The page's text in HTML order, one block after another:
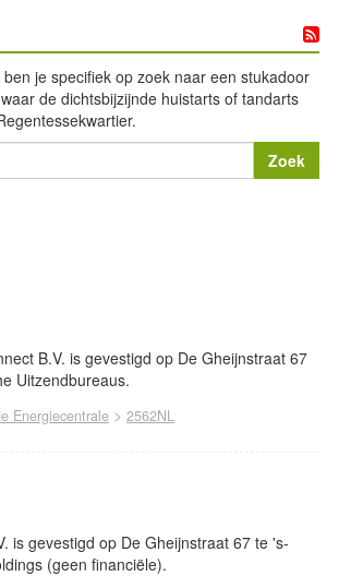
je specifiek op zoek naar een stukadoor
de dichtsbijzijnde huistarts of tandarts
B.V. is gevestigd op De Gheijnstraat 67
Uitzendbureaus.
Energiecentrale > 2562NL
is gevestigd op De Gheijnstraat 67 te 's-
(geen financiële).